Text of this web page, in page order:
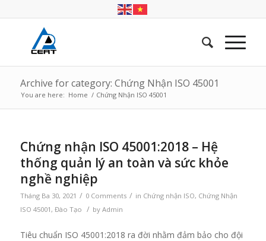
Archive for category: Chứng Nhận ISO 45001
You are here: Home / Chứng Nhận ISO 45001
Chứng nhận ISO 45001:2018 – Hệ
thống quản lý an toàn và sức khỏe
nghề nghiệp
Tháng Ba 30, 2021 / 0 Comments / in Chứng nhận ISO, Chứng Nhận
ISO 45001 , Đào Tạo / by Admin
Tiêu chuẩn ISO 45001:2018 ra đời nhằm đảm bảo cho đội